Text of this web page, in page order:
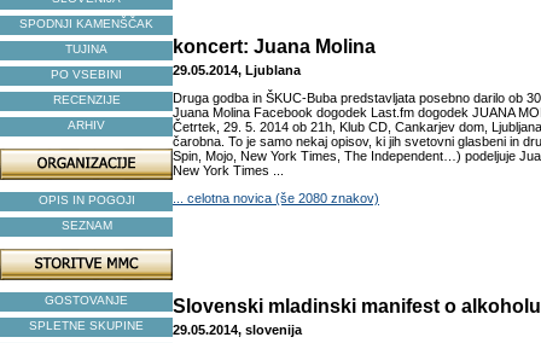
SPODNJI KAMENŠČAK
TUJINA
PO VSEBINI
RECENZIJE
ARHIV
OPIS IN POGOJI
SEZNAM
GOSTOVANJE
SPLETNE SKUPINE
koncert: Juana Molina
29.05.2014, Ljublana
Druga godba in ŠKUC-Buba predstavljata posebno darilo ob
Juana Molina Facebook dogodek Last.fm dogodek JUANA
Četrtek, 29. 5. 2014 ob 21h, Klub CD, Cankarjev dom,
čarobna. To je samo nekaj opisov, ki jih svetovni glasbeni in
Spin, Mojo, New York Times, The Independent…) podeljuje
New York Times ...
... celotna novica (še 2080 znakov)
Slovenski mladinski manifest o
29.05.2014, slovenija